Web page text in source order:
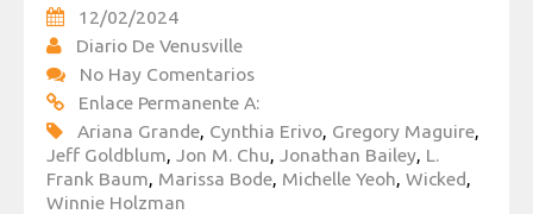
12/02/2024
Diario De Venusville
No Hay Comentarios
Enlace Permanente A:
Ariana Grande, Cynthia Erivo, Gregory Maguire,
Jeff Goldblum, Jon M. Chu, Jonathan Bailey, L.
Frank Baum, Marissa Bode, Michelle Yeoh, Wicked,
Winnie Holzman